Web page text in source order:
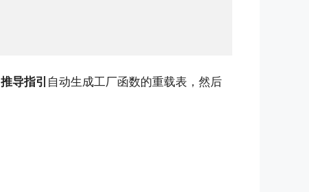
推导指引 自动生成工厂函数的重载表，然后